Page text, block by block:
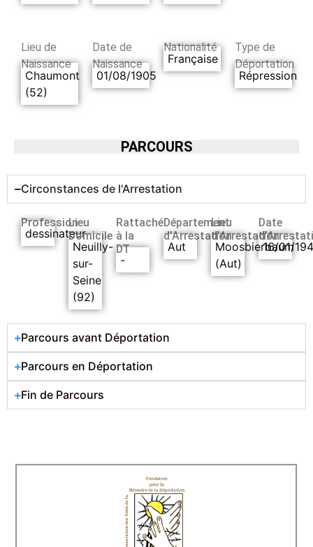
Lieu de
Naissance
Chaumont
(52)
Date de
Naissance
01/08/1905
Nationalité
Française
Type de
Déportation
Répression
PARCOURS
Circonstances de l'Arrestation
Profession
dessinateur
Lieu
Domicile
Neuilly-
sur-
Seine
(92)
Rattaché
à la
DT
-
Département
d’Arrestation
Aut
Lieu
d’Arrestation
Moosbierbaum
(Aut)
Date
16/01/
Parcours avant Déportation
Parcours en Déportation
Fin de Parcours